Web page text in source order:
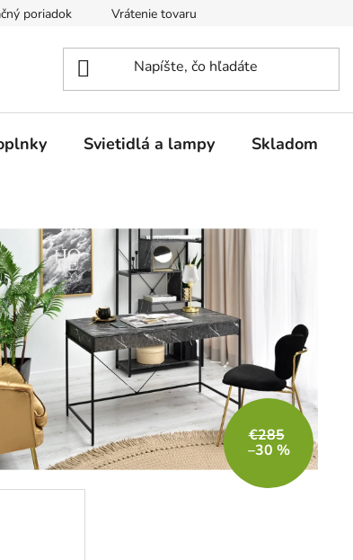
poriadok Vrátenie tovaru
Svietidlá a lampy Skladom
€285
–30 %